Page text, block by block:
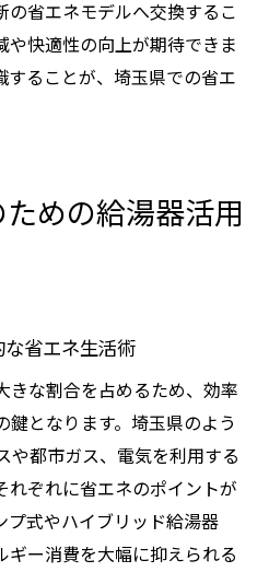
省エネモデルへ交換するこ
や快適性の向上が期待できま
することが、埼玉県での省エ
めの給湯器活用
省エネ生活術
きな割合を占めるため、効率
となります。埼玉県のよう
や都市ガス、電気を利用する
れぞれに省エネのポイントが
プ式やハイブリッド給湯器
ギー消費を大幅に抑えられる